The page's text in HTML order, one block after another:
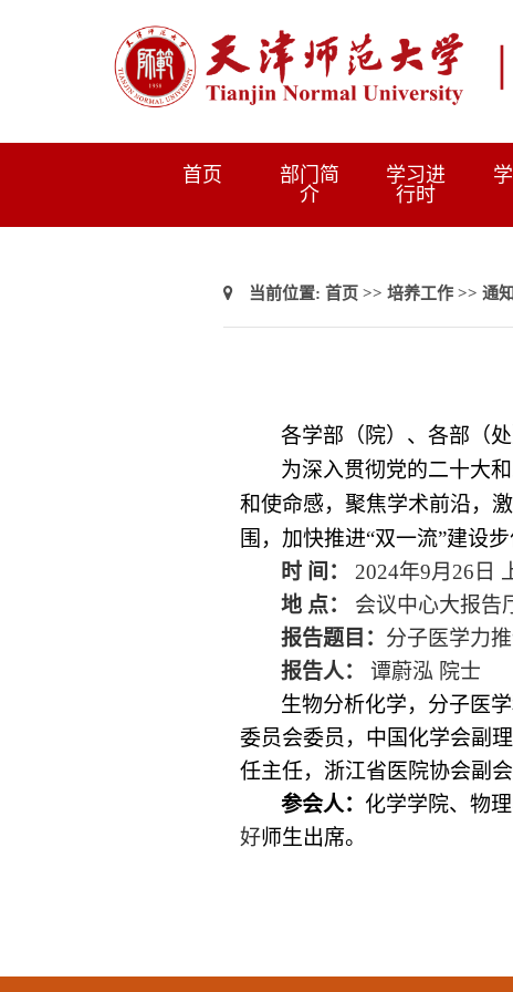
首页
部门简
介
学习进
行时
当前位置: 首页 >> 培养工作>> 通
各学部（院）、各部（
为深入贯彻党的二十大
和使命感，聚焦学术前沿，
围，加快推进“双一流”建设
时 间： 2024年9月 26 日
地 点： 会议中心大报告
报告题目： 分子医学力
报告人： 谭蔚泓 院士
生物分析化学，分子医
委员会委员，中国化学会副
任主任，浙江省医院协会副
参会人： 化学学院、物
好师生出席。